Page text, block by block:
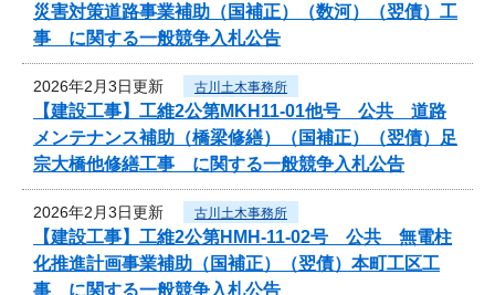
災害対策道路事業補助（国補正）（数河）（翌債）工
事 に関する一般競争入札公告
2026年2月3日更新 古川土木事務所
【建設工事】工維2公第MKH11-01他号 公共 道路
メンテナンス補助（橋梁修繕）（国補正）（翌債）足
宗大橋他修繕工事 に関する一般競争入札公告
2026年2月3日更新 古川土木事務所
【建設工事】工維2公第HMH-11-02号 公共 無電柱
化推進計画事業補助（国補正）（翌債）本町工区工
事 に関する一般競争入札公告